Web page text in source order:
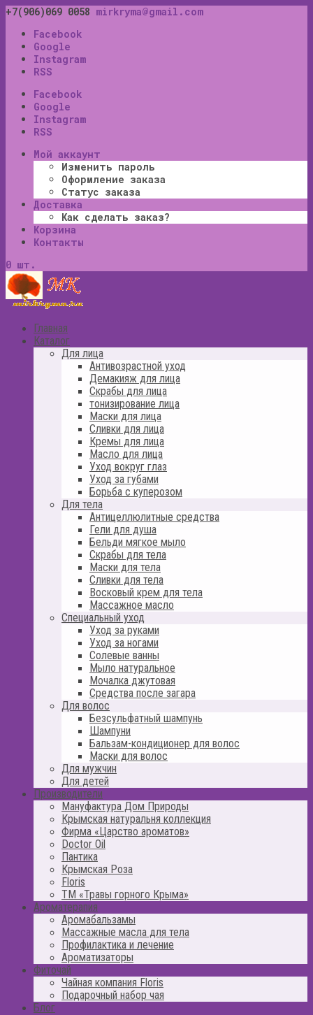
+7(906)069 0058 mirkryma@gmail.com
Facebook
Google
Instagram
RSS
Facebook
Google
Instagram
RSS
Мой аккаунт
Изменить пароль
Оформление заказа
Статус заказа
Доставка
Как сделать заказ?
Корзина
Контакты
0 шт.
Главная
Каталог
Для лица
Антивозрастной уход
Демакияж для лица
Скрабы для лица
тонизирование лица
Маски для лица
Сливки для лица
Кремы для лица
Масло для лица
Уход вокруг глаз
Уход за губами
Борьба с куперозом
Для тела
Антицеллюлитные средства
Гели для душа
Бельди мягкое мыло
Скрабы для тела
Маски для тела
Сливки для тела
Восковый крем для тела
Массажное масло
Специальный уход
Уход за руками
Уход за ногами
Солевые ванны
Мыло натуральное
Мочалка джутовая
Средства после загара
Для волос
Безсульфатный шампунь
Шампуни
Бальзам-кондиционер для волос
Маски для волос
Для мужчин
Для детей
Производители
Мануфактура Дом Природы
Крымская натуральня коллекция
Фирма «Царство ароматов»
Doctor Oil
Пантика
Крымская Роза
Floris
ТМ «Травы горного Крыма»
Ароматерапия
Аромабальзамы
Массажные масла для тела
Профилактика и лечение
Ароматизаторы
Фиточай
Чайная компания Floris
Подарочный набор чая
Блог